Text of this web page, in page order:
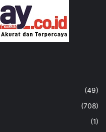
(49)
(708)
(1)